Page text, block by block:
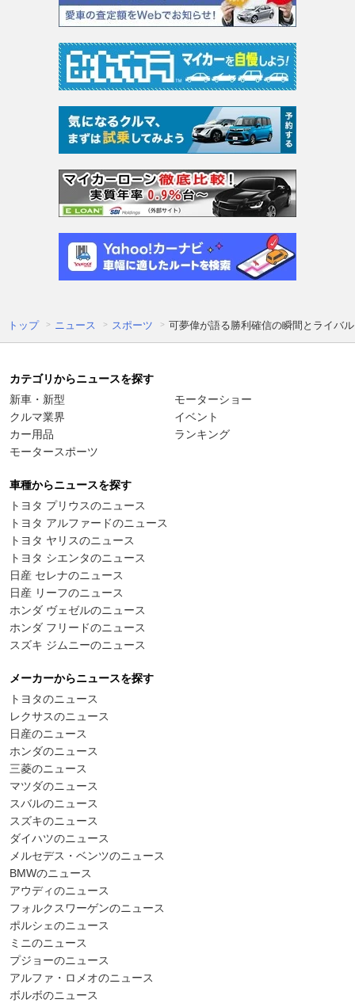
トップ ニュース スポーツ 可夢偉が語る勝利確信の瞬間とライバ
カテゴリからニュースを探す
新車・新型
クルマ業界
カー用品
モータースポーツ
モーターショー
イベント
ランキング
車種からニュースを探す
トヨタ プリウスのニュース
トヨタ アルファードのニュース
トヨタ ヤリスのニュース
トヨタ シエンタのニュース
日産 セレナのニュース
日産 リーフのニュース
ホンダ ヴェゼルのニュース
ホンダ フリードのニュース
スズキ ジムニーのニュース
メーカーからニュースを探す
トヨタのニュース
レクサスのニュース
日産のニュース
ホンダのニュース
三菱のニュース
マツダのニュース
スバルのニュース
スズキのニュース
ダイハツのニュース
メルセデス・ベンツのニュース
BMWのニュース
アウディのニュース
フォルクスワーゲンのニュース
ポルシェのニュース
ミニのニュース
プジョーのニュース
アルファ・ロメオのニュース
ボルボのニュース